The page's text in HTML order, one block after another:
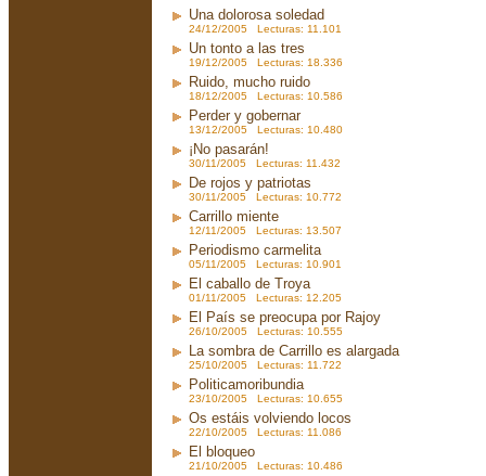
Una dolorosa soledad
24/12/2005 Lecturas: 11.101
Un tonto a las tres
19/12/2005 Lecturas: 18.336
Ruido, mucho ruido
18/12/2005 Lecturas: 10.586
Perder y gobernar
13/12/2005 Lecturas: 10.480
¡No pasarán!
30/11/2005 Lecturas: 11.432
De rojos y patriotas
30/11/2005 Lecturas: 10.772
Carrillo miente
12/11/2005 Lecturas: 13.507
Periodismo carmelita
05/11/2005 Lecturas: 10.901
El caballo de Troya
01/11/2005 Lecturas: 12.205
El País se preocupa por Rajoy
26/10/2005 Lecturas: 10.555
La sombra de Carrillo es alargada
25/10/2005 Lecturas: 11.722
Politicamoribundia
23/10/2005 Lecturas: 10.655
Os estáis volviendo locos
22/10/2005 Lecturas: 11.086
El bloqueo
21/10/2005 Lecturas: 10.486